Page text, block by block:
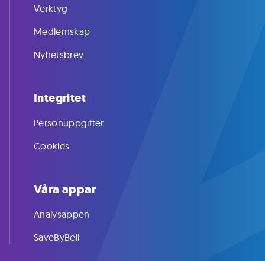
Verktyg
Medlemskap
Nyhetsbrev
Integritet
Personuppgifter
Cookies
Våra appar
Analysappen
SaveByBell